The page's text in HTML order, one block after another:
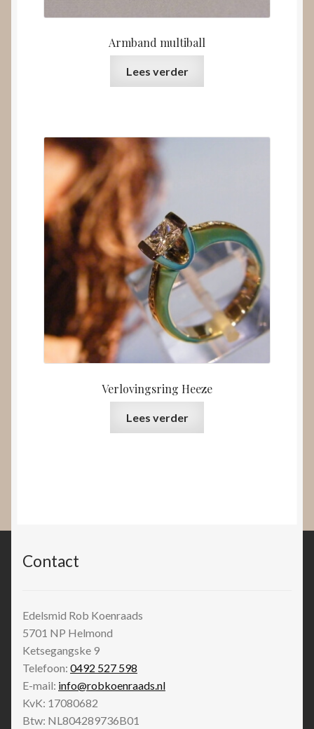
Armband multiball
Lees verder
Verlovingsring Heeze
Lees verder
Contact
Edelsmid Rob Koenraads
5701 NP Helmond
Ketsegangske 9
Telefoon: 0492 527 598
E-mail: info@robkoenraads.nl
KvK: 17080682
Btw: NL804289736B01